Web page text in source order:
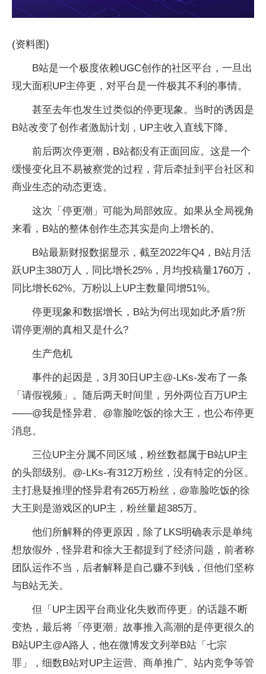
(资料图)
B站是一个极度依赖UGC创作的社区平台，一旦出
现大面积UP主停更，对平台是一件极其不利的事情。
甚至去年也发生过类似的停更现象。当时的诱因是
B站改变了创作者激励计划，UP主收入直线下降。
前后两次停更潮，B站都没有正面回应。这是一个
缓慢变化且不易被察觉的过程，背后牵扯到平台社区和
商业生态的动态更迭。
这次「停更潮」可能为局部效应。如果从全局视角
来看，B站的整体创作生态其实是向上增长的。
B站最新财报数据显示，截至2022年Q4，B站月活
跃UP主380万人，同比增长25%，月均投稿量1760万，
同比增长62%。万粉以上UP主数量同增51%。
停更现象和数据增长，B站为何出现如此矛盾?所
谓停更潮的真相又是什么?
生产危机
事件的起因是，3月30日UP主@-LKs-发布了一条
「请假视频」。随后两天时间里，另外两位百万UP主
——@我是怪异君、@靠脸吃饭的徐大王，也公布停更
消息。
三位UP主分属不同区域，粉丝数都属于B站UP主
的头部级别。@-LKs-有312万粉丝，没有特定的分区。
主打悬疑推理的怪异君有265万粉丝，@靠脸吃饭的徐
大王则是游戏区的UP主，粉丝量超385万。
他们所解释的停更原因，除了LKS明确表示是单纯
想放假外，怪异君和徐大王都提到了经济问题，前者称
团队运作不当，后者解释是自己赚不到钱，但他们坚称
与B站无关。
但「UP主因平台商业化失败而停更」的话题不断
变热，最后将「停更潮」故事推入高潮的是停更很久的
B站UP主@A路人，他在微博发文列举B站「七宗
罪」，细数B站对UP主运营、商单推广、站内竞争等管